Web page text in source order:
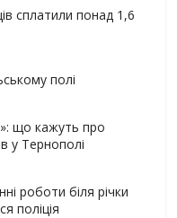
сплатили понад 1,6
полі
що кажуть про
у Тернополі
роботи біля річки
поліція